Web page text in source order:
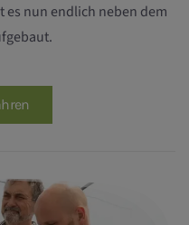
es nun endlich neben dem